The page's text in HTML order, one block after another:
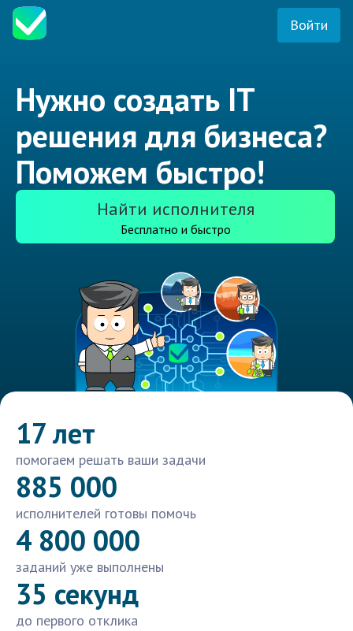
Войти
Нужно создать IT
решения для бизнеса?
Поможем быстро!
Найти исполнителя
Бесплатно и быстро
17 лет
помогаем решать ваши задачи
885 000
исполнителей готовы помочь
4 800 000
заданий уже выполнены
35 секунд
до первого отклика